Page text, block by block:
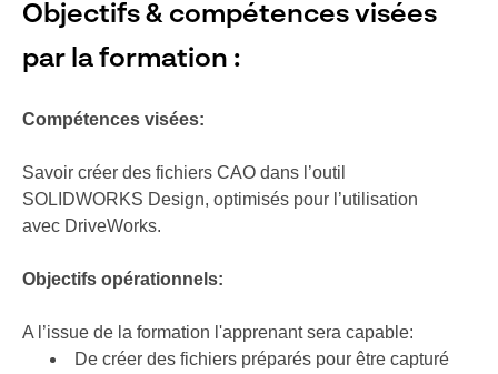
Objectifs & compétences visées
par la formation :
Compétences visées:
Savoir créer des fichiers CAO dans l’outil
SOLIDWORKS Design, optimisés pour l’utilisation
avec DriveWorks.
Objectifs opérationnels:
A l’issue de la formation l'apprenant sera capable:
De créer des fichiers préparés pour être capturé